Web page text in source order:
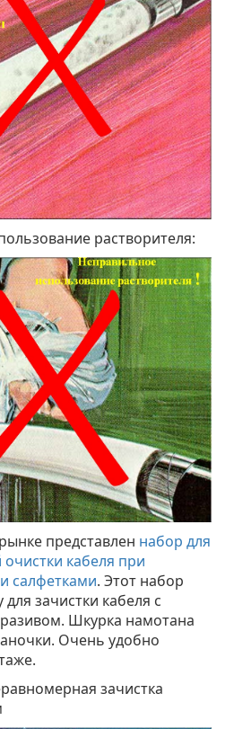
растворителя:
представлен набор для
кабеля при
салфетками. Этот набор
зачистки кабеля с
Шкурка намотана
Очень удобно
зачистка